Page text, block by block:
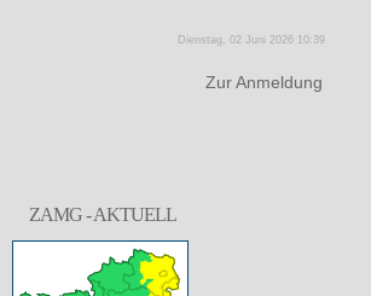
Dienstag, 02 Juni 2026 10:39
Zur Anmeldung
ZAMG - AKTUELL